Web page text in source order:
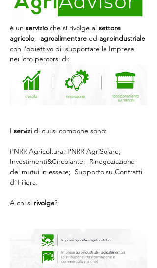
è un servizio che si rivolge al settore
agricolo,
  agroalimentare
ed agroindustriale
con l’obiettivo di  supportare le Imprese
nei loro percorsi di:
I servizi di cui si compone sono:
PNRR Agricoltura; PNRR AgriSolare;
Investimenti&Circolante;  Rinegoziazione
dei mutui in essere;  Supporto su Contratti
di Filiera.
A chi si rivolge?